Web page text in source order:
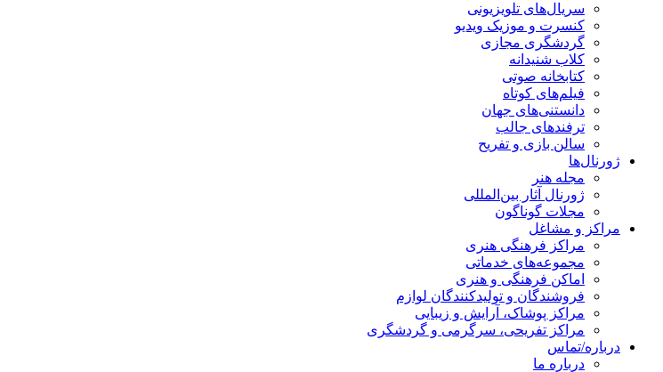
سریال‌های تلویزیونی
کنسرت و موزیک ویدیو
گردشگری مجازی
کلاب شنیدانه
کتابخانه صوتی
فیلم‌های کوتاه
دانستنی‌های جهان
ترفندهای جالب
سالن بازی و تفریح
ژورنال‌ها
مجله هنر
ژورنال آثار بین‌المللی
مجلات گوناگون
مراکز و مشاغل
مراکز فرهنگی هنری
مجموعه‌های خدماتی
اماکن فرهنگی و هنری
فروشندگان و تولیدکنندگان لوازم
مراکز پوشاک، آرایش و زیبایی
مراکز تفریحی، سرگرمی و گردشگری
درباره/تماس
درباره ما